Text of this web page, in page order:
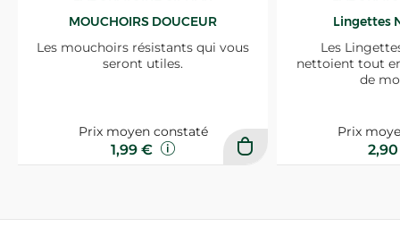
MOUCHOIRS DOUCEUR
Les mouchoirs résistants qui vous
seront utiles.
Prix moyen constaté
1,99 €
Lingettes
Les
nettoient tout
de
Prix